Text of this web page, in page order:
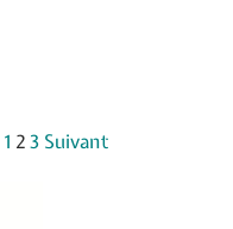
1 23 Suivant